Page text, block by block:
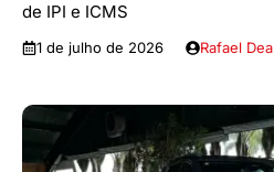
de IPI e ICMS
1 de julho de 2026 Rafael Dea